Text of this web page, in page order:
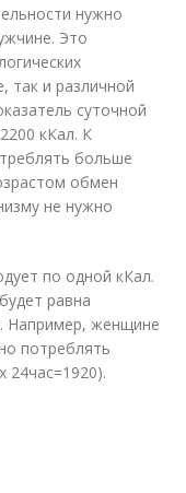
нужно
Это
так и различной
суточной
кКал. К
больше
обмен
не нужно
по одной кКал.
равна
Например, женщине
потреблять
24час=1920).